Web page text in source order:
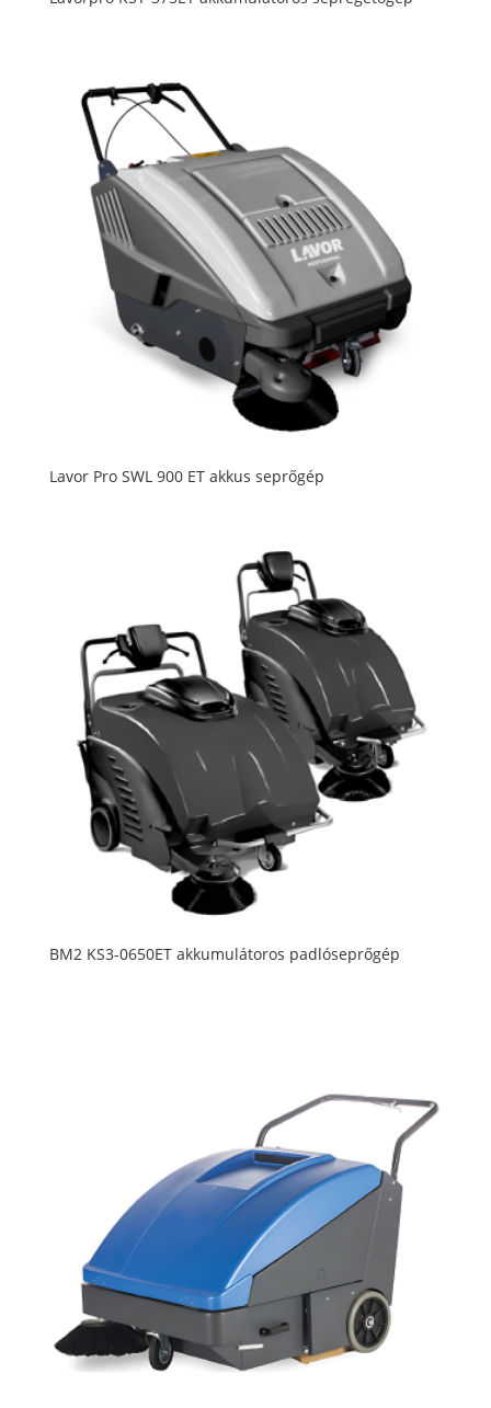
Lavor Pro SWL 900 ET akkus seprőgép
BM2 KS3-0650ET akkumulátoros padlóseprőgép